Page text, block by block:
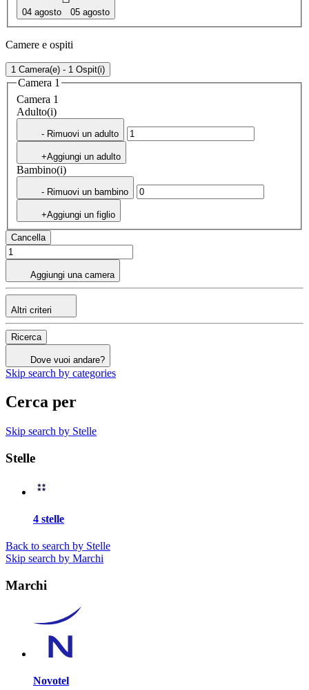
04 agosto 05 agosto
Camere e ospiti
1 Camera(e) - 1 Ospit(i)
Camera 1
Camera 1
Adulto(i)
- Rimuovi un adulto
+Aggiungi un adulto
Bambino(i)
- Rimuovi un bambino
+Aggiungi un figlio
Cancella
Aggiungi una camera
Altri criteri
Ricerca
Dove vuoi andare?
Skip search by categories
Cerca per
Skip search by Stelle
Stelle
4 stelle
Back to search by Stelle
Skip search by Marchi
Marchi
Novotel